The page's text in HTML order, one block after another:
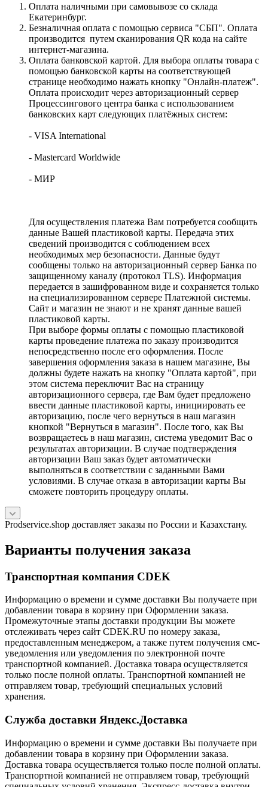
Оплата наличными при самовывозе со склада
Екатеринбург.
Безналичная оплата с помощью сервиса "СБП". Оплата
производится путем сканирования QR кода на сайте
интернет-магазина.
Оплата банковской картой. Для выбора оплаты товара с
помощью банковской карты на соответствующей
странице необходимо нажать кнопку "Онлайн-платеж".
Оплата происходит через авторизационный сервер
Процессингового центра банка с использованием
банковских карт следующих платёжных систем:
- VISA International
- Mastercard Worldwide
- МИР
Для осуществления платежа Вам потребуется сообщить
данные Вашей пластиковой карты. Передача этих
сведений производится с соблюдением всех
необходимых мер безопасности. Данные будут
сообщены только на авторизационный сервер Банка по
защищенному каналу (протокол TLS). Информация
передается в зашифрованном виде и сохраняется только
на специализированном сервере Платежной системы.
Сайт и магазин не знают и не хранят данные вашей
пластиковой карты.
При выборе формы оплаты с помощью пластиковой
карты проведение платежа по заказу производится
непосредственно после его оформления. После
завершения оформления заказа в нашем магазине, Вы
должны будете нажать на кнопку "Оплата картой", при
этом система переключит Вас на страницу
авторизационного сервера, где Вам будет предложено
ввести данные пластиковой карты, инициировать ее
авторизацию, после чего вернуться в наш магазин
кнопкой "Вернуться в магазин". После того, как Вы
возвращаетесь в наш магазин, система уведомит Вас о
результатах авторизации. В случае подтверждения
авторизации Ваш заказ будет автоматически
выполняться в соответствии с заданными Вами
условиями. В случае отказа в авторизации карты Вы
сможете повторить процедуру оплаты.
Prodservice.shop доставляет заказы по России и Казахстану.
Варианты получения заказа
Транспортная компания CDEK
Информацию о времени и сумме доставки Вы получаете при
добавлении товара в корзину при Оформлении заказа.
Промежуточные этапы доставки продукции Вы можете
отслеживать через сайт CDEK.RU по номеру заказа,
предоставленным менеджером, а также путем получения смс-
уведомления или уведомления по электронной почте
транспортной компанией. Доставка товара осуществляется
только после полной оплаты. Транспортной компанией не
отправляем товар, требующий специальных условий
хранения.
Служба доставки Яндекс.Доставка
Информацию о времени и сумме доставки Вы получаете при
добавлении товара в корзину при Оформлении заказа.
Доставка товара осуществляется только после полной оплаты.
Транспортной компанией не отправляем товар, требующий